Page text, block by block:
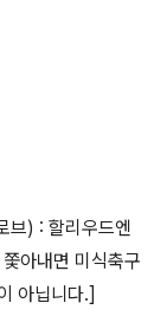
브) : 할리우드엔
아내면 미식축구
아닙니다.]